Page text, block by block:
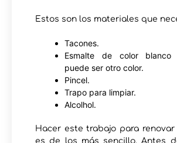
Estos son los materiales que
Tacones.
Esmalte de color blanco
puede ser otro color.
Pincel.
Trapo para limpiar.
Alcolhol.
Hacer este trabajo para
es de los más sencillo. Antes